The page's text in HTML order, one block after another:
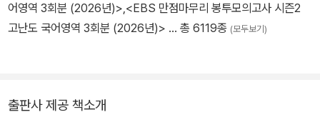
어영역 3회분 (2026년)>,<EBS 만점마무리 봉투모의고사 시즌2
고난도 국어영역 3회분 (2026년)> … 총 6119종 (모두보기)
출판사 제공 책소개